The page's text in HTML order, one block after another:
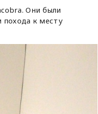
Они были
к месту